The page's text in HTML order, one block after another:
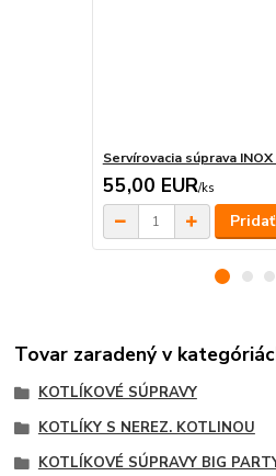
Servírovacia súprava INOX
55,00 EUR/ks
Tovar zaradený v
KOTLÍKOVÉ SÚPRAVY
KOTLÍKY S NEREZ. KOTLINOU
KOTLÍKOVÉ SÚPRAVY BIG